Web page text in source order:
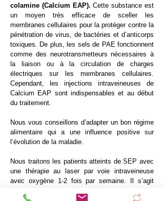
colamine (Calcium EAP). Cette substance est
un moyen très efficace de sceller les
membranes cellulaires pour la protéger contre la
pénétration de virus, de bactéries et d’anticorps
toxiques. De plus, les sels de PAE fonctionnent
comme des neurotransmetteurs nécessaires à
la liaison ou à la circulation de charges
électriques sur les membranes cellulaires.
Cependant, les injections intraveineuses de
Calcium EAP sont indispensables et au début
du traitement.
Nous vous conseillons d’adapter un bon régime
alimentaire qui a une influence positive sur
l’évolution de la maladie.
Nous traitons les patients atteints de SEP avec
une thérapie au laser par voie intraveineuse
avec oxygène 1-2 fois par semaine. Il s’agit